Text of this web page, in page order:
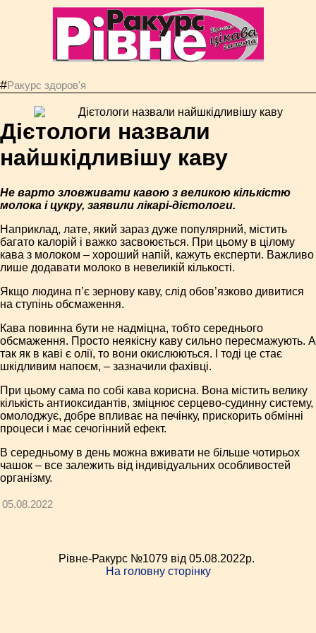
#Ракурс здоров'я
Дієтологи назвали
найшкідливішу каву
Не варто зловживати кавою з великою кількістю
молока і цукру, заявили лікарі-дієтологи.
Наприклад, лате, який зараз дуже популярний, містить
багато калорій і важко засвоюється. При цьому в цілому
кава з молоком – хороший напій, кажуть експерти. Важливо
лише додавати молоко в невеликій кількості.
Якщо людина п’є зернову каву, слід обов’язково дивитися
на ступінь обсмаження.
Кава повинна бути не надміцна, тобто середнього
обсмаження. Просто неякісну каву сильно пересмажують. А
так як в каві є олії, то вони окислюються. І тоді це стає
шкідливим напоєм, – зазначили фахівці.
При цьому сама по собі кава корисна. Вона містить велику
кількість антиоксидантів, зміцнює серцево-судинну систему,
омолоджує, добре впливає на печінку, прискорить обмінні
процеси і має сечогінний ефект.
В середньому в день можна вживати не більше чотирьох
чашок – все залежить від індивідуальних особливостей
організму.
05.08.2022
Рівне-Ракурс №1079 від 05.08.2022p.
На головну сторінку